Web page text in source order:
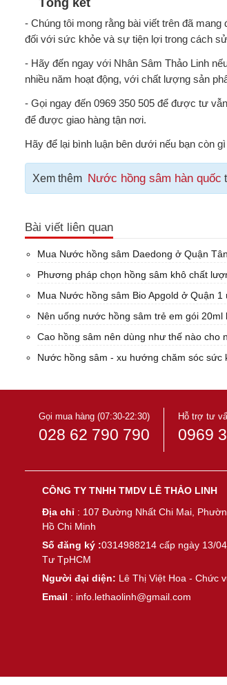
Tổng kết
- Chúng tôi mong rằng bài viết trên đã
đối với sức khỏe và sự tiện lợi trong cách
- Hãy đến ngay với Nhân Sâm Thảo Linh
nhiều năm hoạt động, với chất lượng sản
- Gọi ngay đến 0969 350 505 để được tư
để được giao hàng tận nơi.
Hãy để lại bình luận bên dưới nếu bạn còn
Xem thêm Nước hồng sâm hàn quốc
Bài viết liên quan
Mua Nước hồng sâm Daedong ở Quận
Phương pháp chọn hồng sâm khô chất
Mua Nước hồng sâm Bio Apgold ở Quận
Nên uống nước hồng sâm trẻ em gói 20ml
Cao hồng sâm nên dùng như thế nào cho
Nước hồng sâm - xu hướng chăm sóc sức
Gọi mua hàng (07:30-22:30)
028 62 790 790
Hỗ trợ tư
0969
CÔNG TY TNHH TMDV LÊ THẢO LINH
Địa chỉ : 107 Đường Nhất Chi Mai,
Hồ Chi Minh
Số đăng ký :0314988214 cấp ngày 13/
Tư TpHCM
Người đại diện: Lê Thị Việt Hoa - Chức
Email : info.lethaolinh@gmail.com